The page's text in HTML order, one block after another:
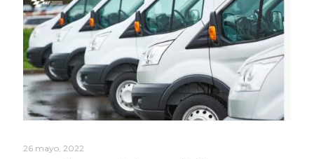
26 mayo, 2022